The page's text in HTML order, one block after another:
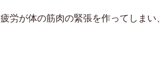
疲労が体の筋肉の緊張を作ってしまい